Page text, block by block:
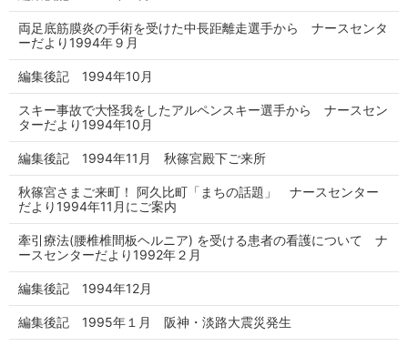
両足底筋膜炎の手術を受けた中長距離走選手から ナースセンタ
ーだより1994年９月
編集後記 1994年10月
スキー事故で大怪我をしたアルペンスキー選手から ナースセン
ターだより1994年10月
編集後記 1994年11月 秋篠宮殿下ご来所
秋篠宮さまご来町！ 阿久比町「まちの話題」 ナースセンター
だより1994年11月にご案内
牽引療法(腰椎椎間板ヘルニア) を受ける患者の看護について ナ
ースセンターだより1992年２月
編集後記 1994年12月
編集後記 1995年１月 阪神・淡路大震災発生